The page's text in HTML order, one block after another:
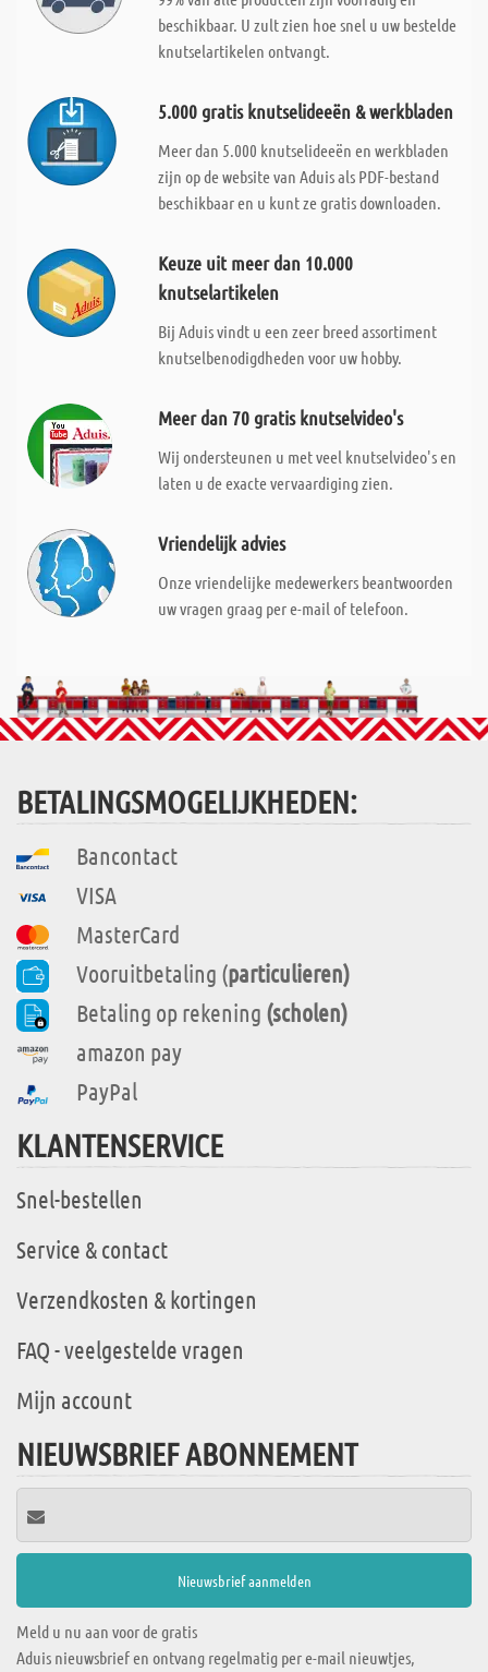
beschikbaar. U zult zien hoe snel u uw bestelde
knutselartikelen ontvangt.
5.000 gratis knutselideeën & werkbladen
Meer dan 5.000 knutselideeën en werkbladen
zijn op de website van Aduis als PDF-bestand
beschikbaar en u kunt ze gratis downloaden.
Keuze uit meer dan 10.000
knutselartikelen
Bij Aduis vindt u een zeer breed assortiment
knutselbenodigdheden voor uw hobby.
Meer dan 70 gratis knutselvideo's
Wij ondersteunen u met veel knutselvideo's en
laten u de exacte vervaardiging zien.
Vriendelijk advies
Onze vriendelijke medewerkers beantwoorden
uw vragen graag per e-mail of telefoon.
BETALINGSMOGELIJKHEDEN:
Bancontact
VISA
MasterCard
Vooruitbetaling (particulieren)
Betaling op rekening (scholen)
amazon pay
PayPal
KLANTENSERVICE
Snel-bestellen
Service & contact
Verzendkosten & kortingen
FAQ - veelgestelde vragen
Mijn account
NIEUWSBRIEF ABONNEMENT
Meld u nu aan voor de gratis
Aduis nieuwsbrief en ontvang regelmatig per e-mail nieuwtjes,